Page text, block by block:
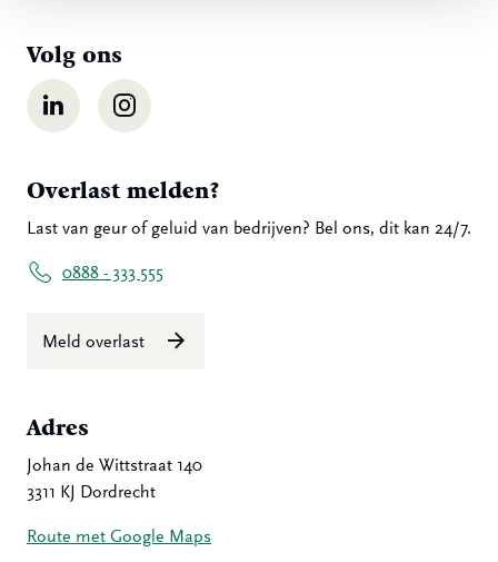
Volg ons
LinkedIn Instagram
Overlast melden?
Last van geur of geluid van bedrijven? Bel ons, dit kan 24/7.
0888 - 333 555
Meld overlast
Adres
Johan de Wittstraat 140
3311 KJ Dordrecht
Route met Google Maps